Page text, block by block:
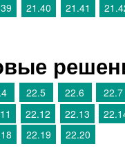
21.40 21.41
22.5 22.6 22.7
22.12 22.13
22.19 22.20